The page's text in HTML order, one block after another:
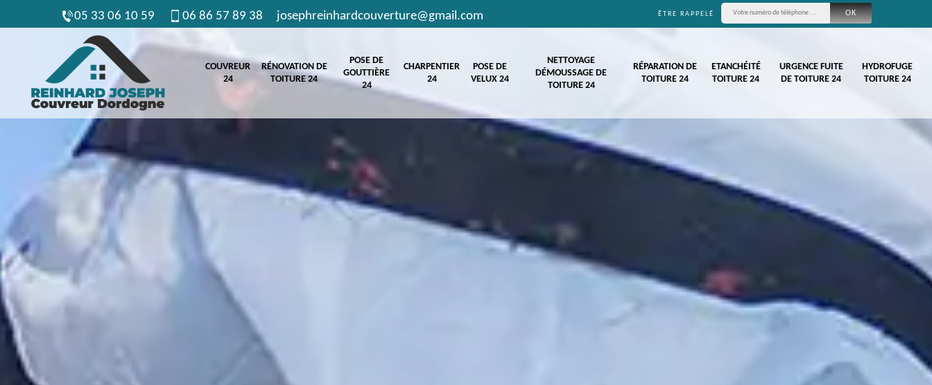
05 33 06 10 59 06 86 57 89 38 josephreinhardcouverture@gmail.com ÊTRE RAPPELÉ
COUVREUR
24
RÉNOVATION DE
TOITURE 24
POSE DE
GOUTTIÈRE
24
CHARPENTIER
24
POSE DE
VELUX 24
NETTOYAGE
DÉMOUSSAGE DE
TOITURE 24
RÉPARATION DE
TOITURE 24
ETANCHÉITÉ
TOITURE 24
URGENCE FUITE
DE TOITURE 24
HYDROFUGE
TOITURE 24